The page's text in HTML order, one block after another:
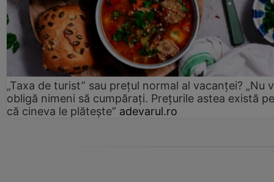
„Taxa de turist” sau prețul normal al vacanței? „Nu
obligă nimeni să cumpărați. Prețurile astea există
că cineva le plătește” adevarul.ro